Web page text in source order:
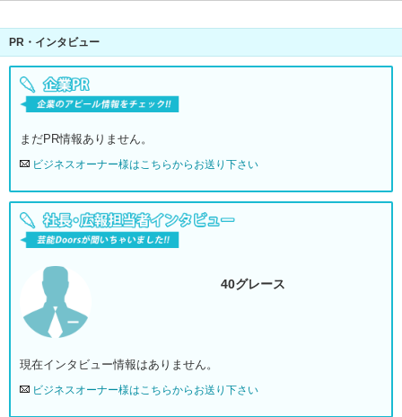
PR・インタビュー
まだPR情報ありません。
ビジネスオーナー様はこちらからお送り下さい
40グレース
現在インタビュー情報はありません。
ビジネスオーナー様はこちらからお送り下さい